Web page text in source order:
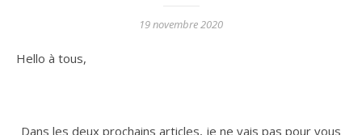
19 novembre 2020
Hello à tous,
Dans les deux prochains articles, je ne vais pas pour vous